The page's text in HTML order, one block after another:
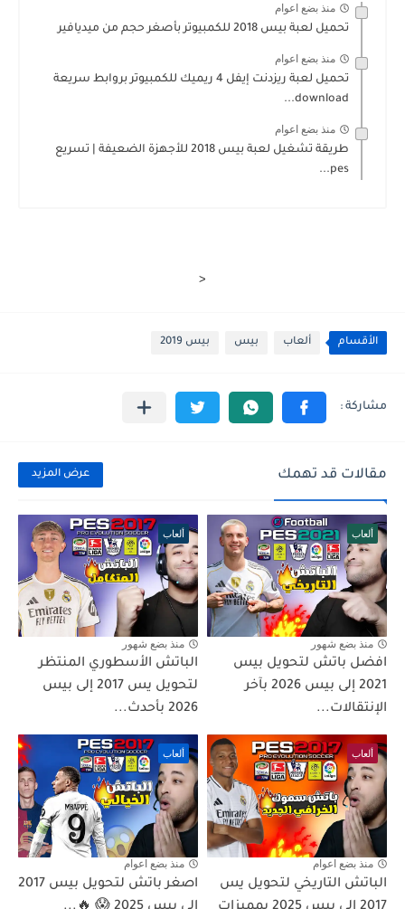
منذ بضع اعوام
تحميل لعبة بيس 2018 للكمبيوتر بأصغر حجم من ميديافير
منذ بضع اعوام
تحميل لعبة ريزدنت إيفل 4 ريميك للكمبيوتر بروابط سريعة
download...
منذ بضع اعوام
طريقة تشغيل لعبة بيس 2018 للأجهزة الضعيفة | تسريع
pes...
<
الأقسام ألعاب بيس بيس 2019
مقالات قد تهمك عرض المزيد
ألعاب
منذ بضع شهور
افضل باتش لتحويل بيس
2021 إلى بيس 2026 بآخر
الإنتقالات...
ألعاب
منذ بضع شهور
الباتش الأسطوري المنتظر
لتحويل يس 2017 إلى بيس
2026 بأحدث...
ألعاب
منذ بضع اعوام
الباتش التاريخي لتحويل يس
ألعاب
منذ بضع اعوام
اصغر باتش لتحويل بيس 2017